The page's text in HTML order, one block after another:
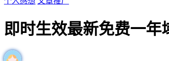
即时生效最新免费一